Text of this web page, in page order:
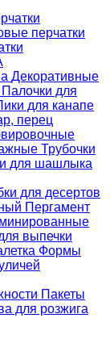
перчатки
Декоративные
Палочки для
для канапе
перец
Трубочки
для шашлыка
для десертов
Пергамент
выпечки
Формы
Пакеты
для розжига